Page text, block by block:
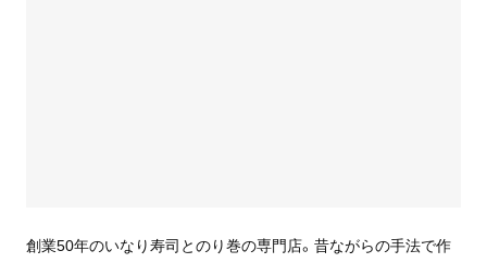
創業50年のいなり寿司とのり巻の専門店。昔ながらの手法で作